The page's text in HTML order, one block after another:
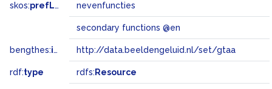
skos:prefLabel nevenfuncties
secondary functions @en
bengthes:inSet http://data.beeldengeluid.nl/set/gtaa
rdf:type rdfs: Resource